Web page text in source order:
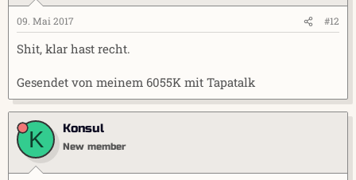
09. Mai 2017 #12
Shit, klar hast recht.
Gesendet von meinem 6055K mit Tapatalk
K Konsul
New member